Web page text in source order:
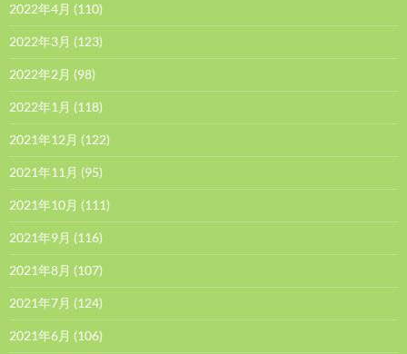
2022年4月 (110)
2022年3月 (123)
2022年2月 (98)
2022年1月 (118)
2021年12月 (122)
2021年11月 (95)
2021年10月 (111)
2021年9月 (116)
2021年8月 (107)
2021年7月 (124)
2021年6月 (106)